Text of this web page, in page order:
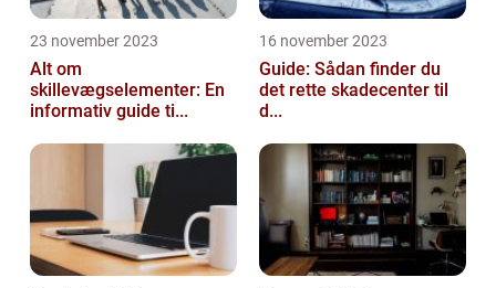
23 november 2023
Alt om
skillevægselementer: En
informativ guide ti...
16 november 2023
Guide: Sådan finder du
det rette skadecenter til
d...